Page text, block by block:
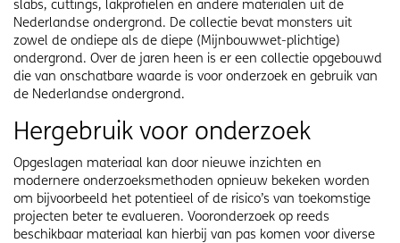
slabs, cuttings, lakprofielen en andere materialen uit de
Nederlandse ondergrond. De collectie bevat monsters uit
zowel de ondiepe als de diepe (Mijnbouwwet-plichtige)
ondergrond. Over de jaren heen is er een collectie opgebouwd
die van onschatbare waarde is voor onderzoek en gebruik van
de Nederlandse ondergrond.
Hergebruik voor onderzoek
Opgeslagen materiaal kan door nieuwe inzichten en
modernere onderzoeksmethoden opnieuw bekeken worden
om bijvoorbeeld het potentieel of de risico’s van toekomstige
projecten beter te evalueren. Vooronderzoek op reeds
beschikbaar materiaal kan hierbij van pas komen voor diverse